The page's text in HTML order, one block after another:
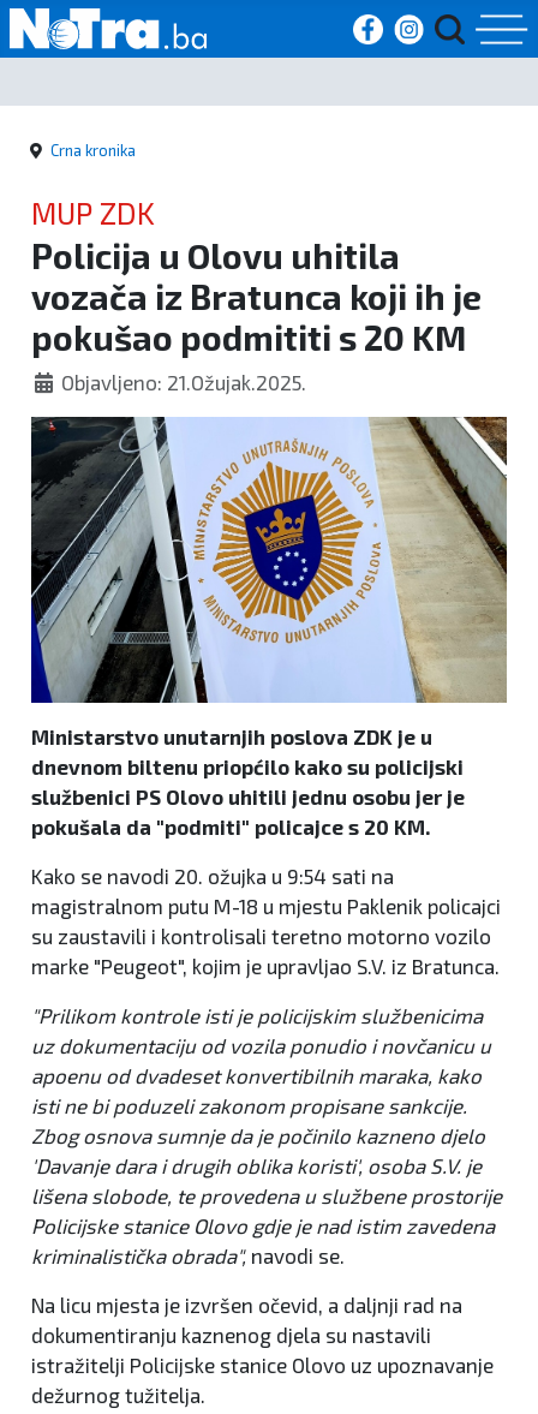
Početna
Vijesti
Sport
Kultura
Crna
kronika
Politika
Zanimljivosti
Crna kronika
MUP ZDK
Policija u Olovu uhitila
vozača iz Bratunca koji ih je
pokušao podmititi s 20 KM
Objavljeno: 21.Ožujak.2025.
Ministarstvo unutarnjih poslova ZDK je u
dnevnom biltenu priopćilo kako su policijski
službenici PS Olovo uhitili jednu osobu jer je
pokušala da "podmiti" policajce s 20 KM.
Kako se navodi 20. ožujka u 9:54 sati na
magistralnom putu M-18 u mjestu Paklenik policajci
su zaustavili i kontrolisali teretno motorno vozilo
marke "Peugeot", kojim je upravljao S.V. iz Bratunca.
"Prilikom kontrole isti je policijskim službenicima
uz dokumentaciju od vozila ponudio i novčanicu u
apoenu od dvadeset konvertibilnih maraka, kako
isti ne bi poduzeli zakonom propisane sankcije.
Zbog osnova sumnje da je počinilo kazneno djelo
'Davanje dara i drugih oblika koristi', osoba S.V. je
lišena slobode, te provedena u službene prostorije
Policijske stanice Olovo gdje je nad istim zavedena
kriminalistička obrada", navodi se.
Na licu mjesta je izvršen očevid, a daljnji rad na
dokumentiranju kaznenog djela su nastavili
istražitelji Policijske stanice Olovo uz upoznavanje
dežurnog tužitelja.